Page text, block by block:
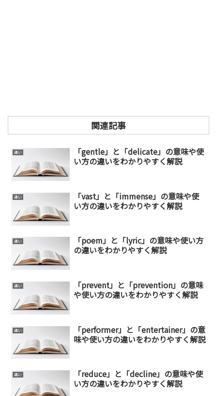
関連記事
違い
「gentle」と「delicate」の意味や使
い方の違いをわかりやすく解説
違い
「vast」と「immense」の意味や使
い方の違いをわかりやすく解説
違い
「poem」と「lyric」の意味や使い方
の違いをわかりやすく解説
違い
「prevent」と「prevention」の意味
や使い方の違いをわかりやすく解説
違い
「performer」と「entertainer」の意
味や使い方の違いをわかりやすく解説
違い
「reduce」と「decline」の意味や使
い方の違いをわかりやすく解説